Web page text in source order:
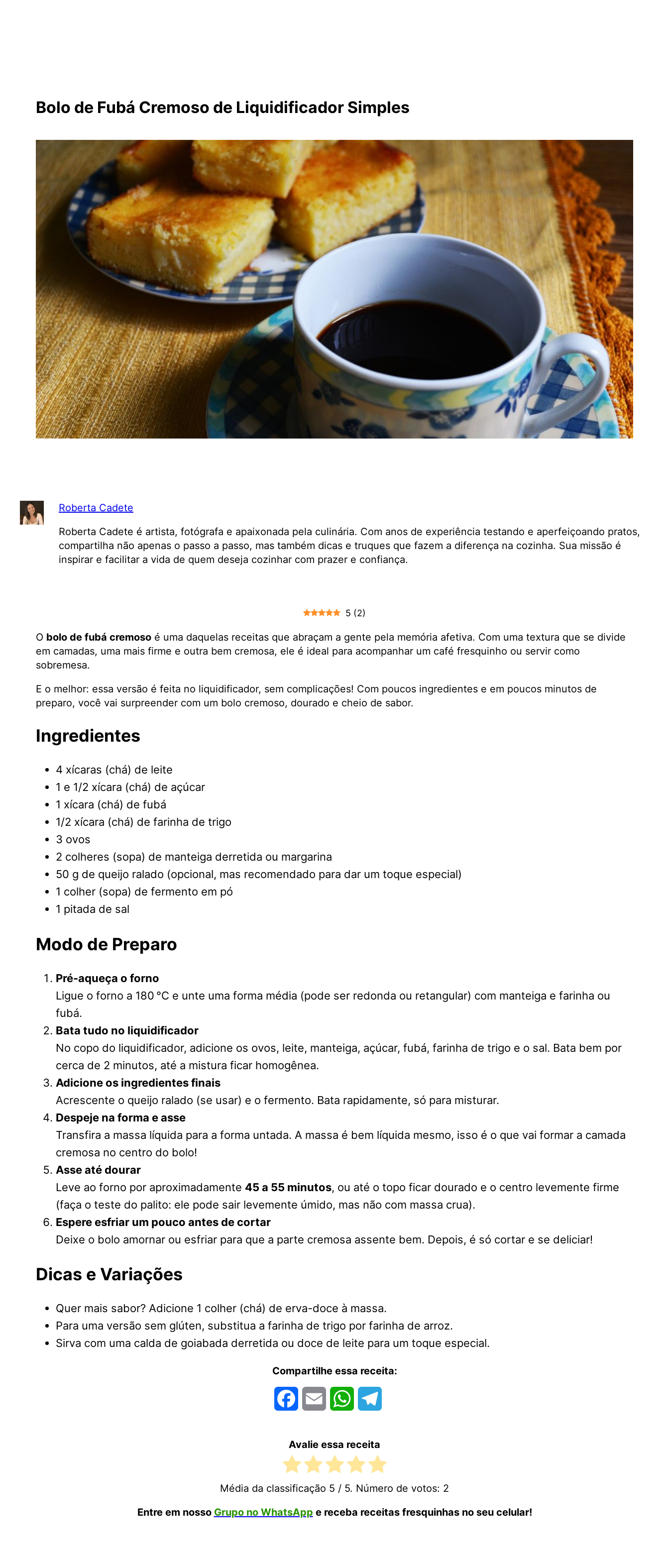
Bolo de Fubá Cremoso de Liquidificador Simples
Roberta Cadete
Roberta Cadete é artista, fotógrafa e apaixonada pela culinária. Com anos de experiência testando e aperfeiçoando pratos,
compartilha não apenas o passo a passo, mas também dicas e truques que fazem a diferença na cozinha. Sua missão é
inspirar e facilitar a vida de quem deseja cozinhar com prazer e confiança.
5 (2)
O bolo de fubá cremoso é uma daquelas receitas que abraçam a gente pela memória afetiva. Com uma textura que se divide
em camadas, uma mais firme e outra bem cremosa, ele é ideal para acompanhar um café fresquinho ou servir como
sobremesa.
E o melhor: essa versão é feita no liquidificador, sem complicações! Com poucos ingredientes e em poucos minutos de
preparo, você vai surpreender com um bolo cremoso, dourado e cheio de sabor.
Ingredientes
4 xícaras (chá) de leite
1 e 1/2 xícara (chá) de açúcar
1 xícara (chá) de fubá
1/2 xícara (chá) de farinha de trigo
3 ovos
2 colheres (sopa) de manteiga derretida ou margarina
50 g de queijo ralado (opcional, mas recomendado para dar um toque especial)
1 colher (sopa) de fermento em pó
1 pitada de sal
Modo de Preparo
Pré-aqueça o forno
Ligue o forno a 180 °C e unte uma forma média (pode ser redonda ou retangular) com manteiga e farinha ou
fubá.
Bata tudo no liquidificador
No copo do liquidificador, adicione os ovos, leite, manteiga, açúcar, fubá, farinha de trigo e o sal. Bata bem por
cerca de 2 minutos, até a mistura ficar homogênea.
Adicione os ingredientes finais
Acrescente o queijo ralado (se usar) e o fermento. Bata rapidamente, só para misturar.
Despeje na forma e asse
Transfira a massa líquida para a forma untada. A massa é bem líquida mesmo, isso é o que vai formar a camada
cremosa no centro do bolo!
Asse até dourar
Leve ao forno por aproximadamente 45 a 55 minutos, ou até o topo ficar dourado e o centro levemente firme
(faça o teste do palito: ele pode sair levemente úmido, mas não com massa crua).
Espere esfriar um pouco antes de cortar
Deixe o bolo amornar ou esfriar para que a parte cremosa assente bem. Depois, é só cortar e se deliciar!
Dicas e Variações
Quer mais sabor? Adicione 1 colher (chá) de erva-doce à massa.
Para uma versão sem glúten, substitua a farinha de trigo por farinha de arroz.
Sirva com uma calda de goiabada derretida ou doce de leite para um toque especial.
Compartilhe essa receita:
FacebookEmail WhatsApp
Avalie essa receita
Média da classificação 5 / 5. Número de votos: 2
Entre em nosso Grupo no WhatsApp e receba receitas fresquinhas no seu celular!